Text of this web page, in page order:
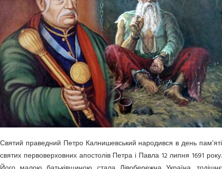
Святий праведний Петро Калнишевський народився в день пам’яті
святих первоверховних апостолів Петра і Павла 12 липня 1691 року.